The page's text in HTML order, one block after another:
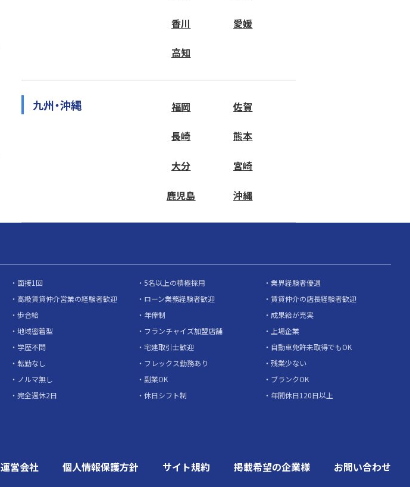
香川 愛媛
高知
九州・沖縄 福岡 佐賀
長崎 熊本
大分 宮崎
鹿児島 沖縄
面接1回 5名以上の積極採用
業界経験者優遇
高級賃貸仲介営業の経験者歓迎 ローン業務経験者歓迎
賃貸仲介の店長経験者歓迎
歩合給 年俸制
成果給が充実
地域密着型 フランチャイズ加盟店舗
上場企業
学歴不問 宅建取引士歓迎
自動車免許未取得でもOK
転勤なし フレックス勤務あり
残業少ない
ノルマ無し 副業OK
ブランクOK
完全週休2日 休日シフト制
年間休日120日以上
運営会社 個人情報保護方針 サイト規約 掲載希望の企業様 お問い合わせ